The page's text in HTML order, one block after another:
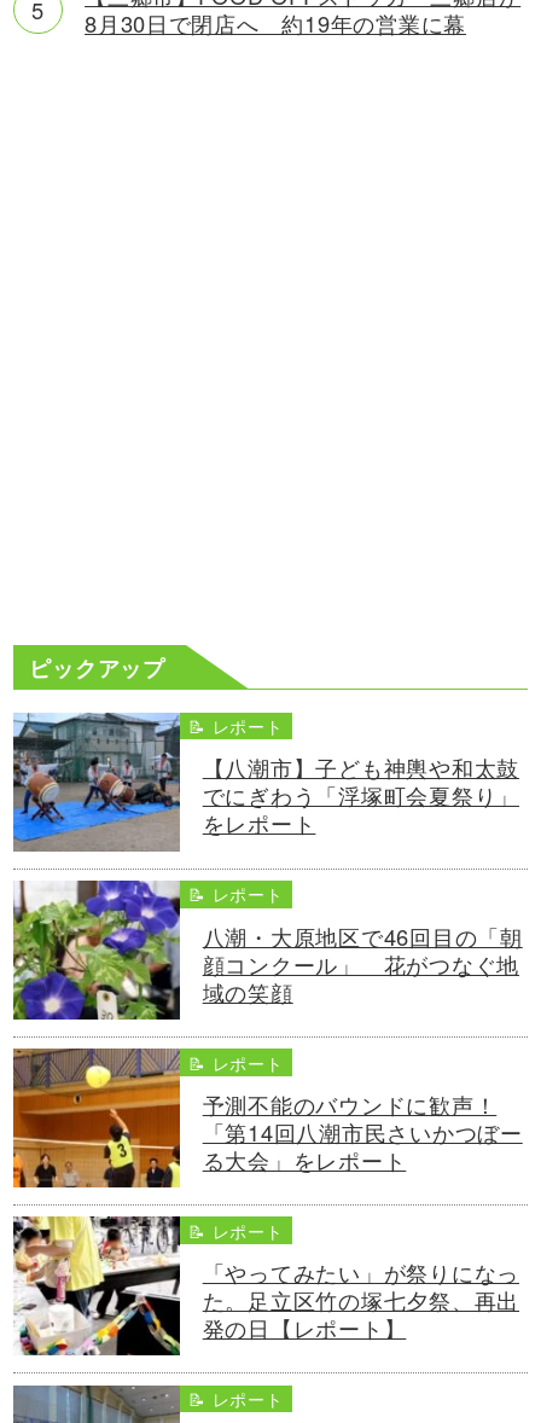
8月30日で閉店へ 約19年の営業に幕
ピックアップ
📝 レポート
【八潮市】子ども神輿や和太鼓
でにぎわう「浮塚町会夏祭り」
をレポート
📝 レポート
八潮・大原地区で46回目の「朝
顔コンクール」 花がつなぐ地
域の笑顔
📝 レポート
予測不能のバウンドに歓声！
「第14回八潮市民さいかつぼー
る大会」をレポート
📝 レポート
「やってみたい」が祭りになっ
た。足立区竹の塚七夕祭、再出
発の日【レポート】
📝 レポート